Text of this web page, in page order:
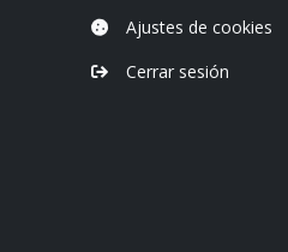
Ajustes de cookies
Cerrar sesión